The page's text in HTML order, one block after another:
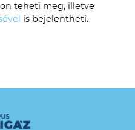
teheti meg, illetve
is bejelentheti.